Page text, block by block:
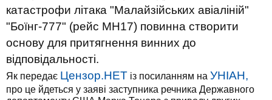
катастрофи літака "Малайзійських авіаліній"
"Боїнг-777" (рейс MH17) повинна створити
основу для притягнення винних до
відповідальності.
Як передає Цензор.НЕТ із посиланням на УНІАН,
про це йдеться у заяві заступника речника Державного